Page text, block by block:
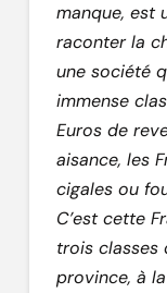
manque, est
raconter la
une société
immense
Euros de
aisance, les
cigales ou
C’est cette
trois classes
province, à